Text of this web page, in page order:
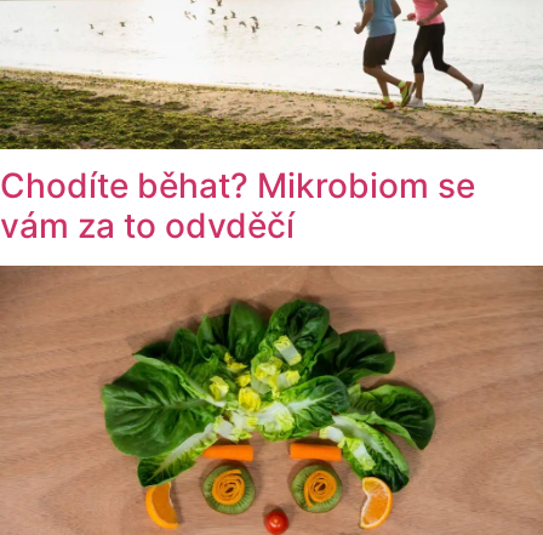
Chodíte běhat? Mikrobiom se
vám za to odvděčí